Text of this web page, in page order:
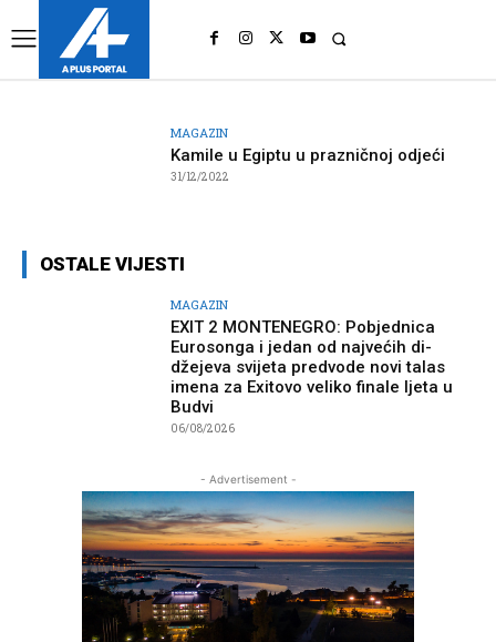
MAGAZIN
Kamile u Egiptu u prazničnoj odjeći
31/12/2022
OSTALE VIJESTI
MAGAZIN
EXIT 2 MONTENEGRO: Pobjednica
Eurosonga i jedan od najvećih di-
džejeva svijeta predvode novi talas
imena za Exitovo veliko finale ljeta u
Budvi
06/08/2026
- Advertisement -